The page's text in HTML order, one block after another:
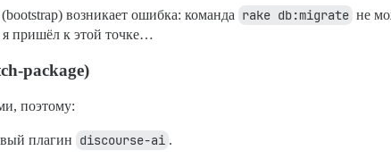
возникает ошибка: команда rake db:migrate не
пришёл к этой точке…
package)
поэтому:
плагин discourse-ai .